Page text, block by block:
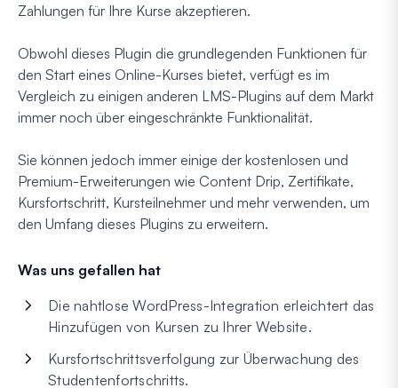
Zahlungen für Ihre Kurse akzeptieren.
Obwohl dieses Plugin die grundlegenden Funktionen für
den Start eines Online-Kurses bietet, verfügt es im
Vergleich zu einigen anderen LMS-Plugins auf dem Markt
immer noch über eingeschränkte Funktionalität.
Sie können jedoch immer einige der kostenlosen und
Premium-Erweiterungen wie Content Drip, Zertifikate,
Kursfortschritt, Kursteilnehmer und mehr verwenden, um
den Umfang dieses Plugins zu erweitern.
Was uns gefallen hat
Die nahtlose WordPress-Integration erleichtert das
Hinzufügen von Kursen zu Ihrer Website.
Kursfortschrittsverfolgung zur Überwachung des
Studentenfortschritts.